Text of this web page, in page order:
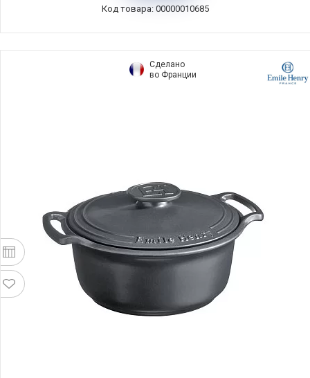
Код товара: 00000010685
Сделано
во Франции